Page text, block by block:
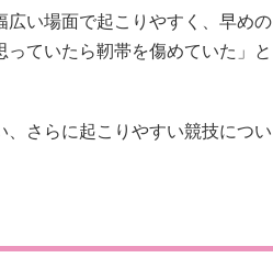
い場面で起こりやすく、早めの
ていたら靭帯を傷めていた」と
さらに起こりやすい競技につい